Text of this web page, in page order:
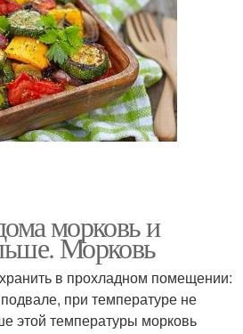
морковь и
Морковь
в прохладном помещении:
при температуре не
этой температуры морковь